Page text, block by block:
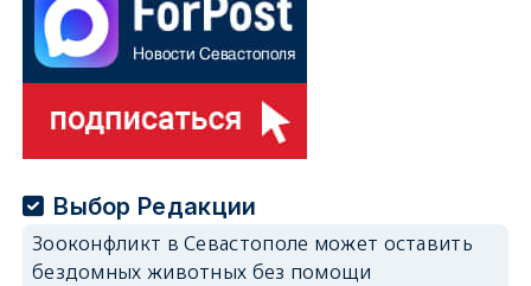
Выбор Редакции
Зооконфликт в Севастополе может оставить
бездомных животных без помощи